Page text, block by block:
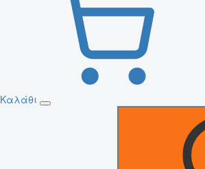
Καλάθι